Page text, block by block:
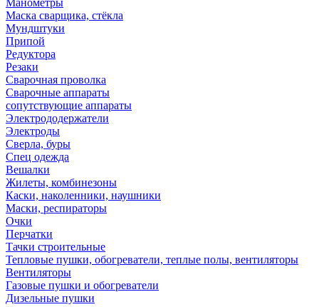
Манометры
Маска сварщика, стёкла
Мундштуки
Припой
Редуктора
Резаки
Сварочная проволка
Сварочные аппараты
сопутствующие аппараты
Электрододержатели
Электроды
Сверла, буры
Спец одежда
Вешалки
Жилеты, комбинезоны
Каски, наколенники, наушники
Маски, респираторы
Очки
Перчатки
Тачки строительные
Тепловые пушки, обогреватели, теплые полы, вентиляторы
Вентиляторы
Газовые пушки и обогреватели
Дизельные пушки